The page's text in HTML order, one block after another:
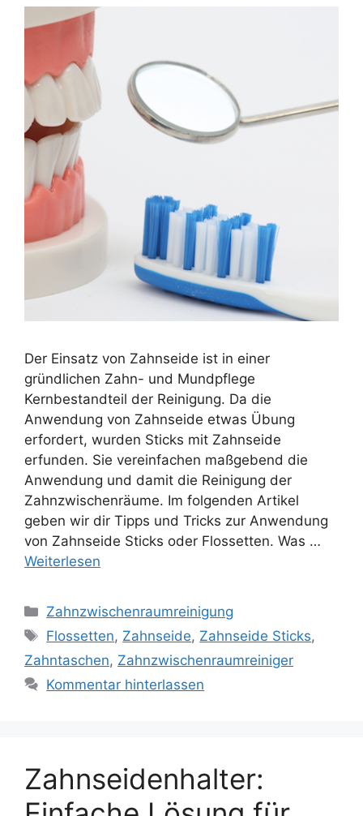
Der Einsatz von Zahnseide ist in einer
gründlichen Zahn- und Mundpflege
Kernbestandteil der Reinigung. Da die
Anwendung von Zahnseide etwas Übung
erfordert, wurden Sticks mit Zahnseide
erfunden. Sie vereinfachen maßgebend die
Anwendung und damit die Reinigung der
Zahnzwischenräume. Im folgenden Artikel
geben wir dir Tipps und Tricks zur Anwendung
von Zahnseide Sticks oder Flossetten. Was …
Weiterlesen
Kategorien
Zahnzwischenraumreinigung
Schlagwörter
Flossetten, Zahnseide, Zahnseide Sticks,
Zahntaschen, Zahnzwischenraumreiniger
Kommentar hinterlassen
Zahnseidenhalter: